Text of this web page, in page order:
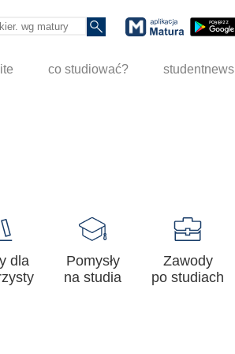
co studiować? studentnews
dla
Pomysły
na studia
Zawody
po studiach